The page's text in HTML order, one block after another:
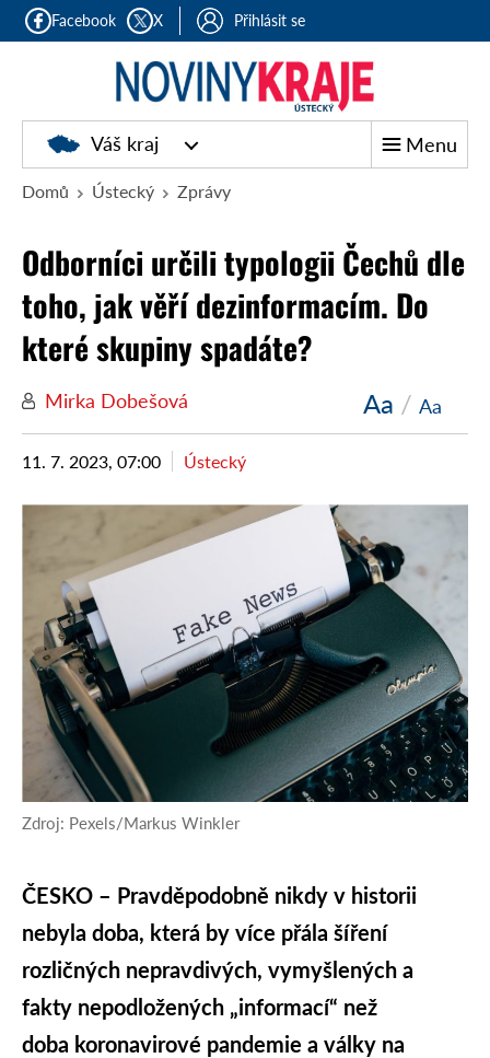
Facebook X Přihlásit se
Váš kraj Menu
Domů Ústecký Zprávy
Odborníci určili typologii Čechů dle
toho, jak věří dezinformacím. Do
které skupiny spadáte?
Mirka Dobešová Aa / Aa
11. 7. 2023, 07:00 Ústecký
Zdroj: Pexels/Markus Winkler
ČESKO – Pravděpodobně nikdy v historii
nebyla doba, která by více přála šíření
rozličných nepravdivých, vymyšlených a
fakty nepodložených „informací“ než
doba koronavirové pandemie a války na